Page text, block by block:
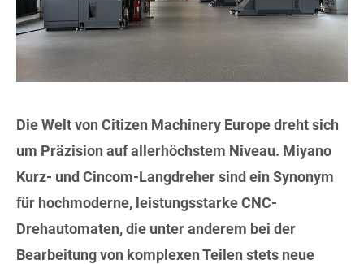
Die Welt von Citizen Machinery Europe dreht sich
um Präzision auf allerhöchstem Niveau. Miyano
Kurz- und Cincom-Langdreher sind ein Synonym
für hochmoderne, leistungsstarke CNC-
Drehautomaten, die unter anderem bei der
Bearbeitung von komplexen Teilen stets neue